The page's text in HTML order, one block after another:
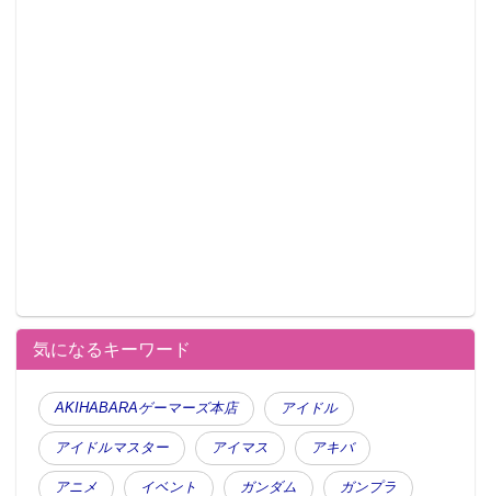
気になるキーワード
AKIHABARAゲーマーズ本店 アイドル
アイドルマスター アイマス アキバ
アニメ イベント ガンダム ガンプラ